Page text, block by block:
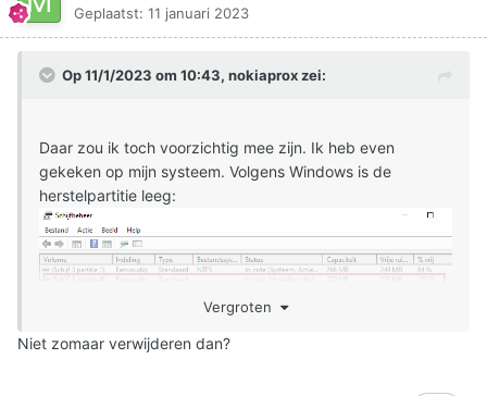
Geplaatst: 11 januari 2023
Op 11/1/2023 om 10:43, nokiaproxzei:
Daar zou ik toch voorzichtig mee zijn. Ik heb even
gekeken op mijn systeem. Volgens Windows is de
herstelpartitie leeg:
Volgens MiniTool Partition Wizard bevat ze wel degelijk
data:
Vergroten
Niet zomaar verwijderen dan?